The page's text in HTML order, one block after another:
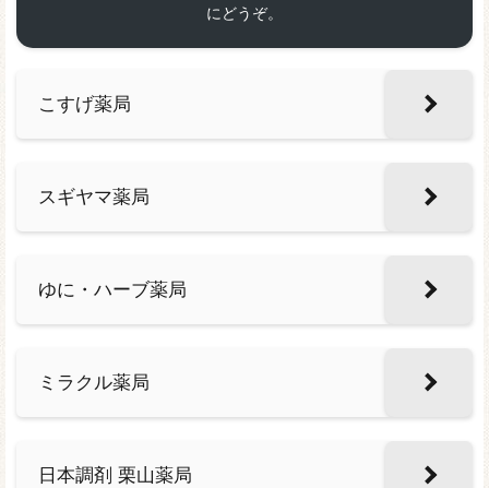
にどうぞ。
こすげ薬局
スギヤマ薬局
ゆに・ハーブ薬局
ミラクル薬局
日本調剤 栗山薬局